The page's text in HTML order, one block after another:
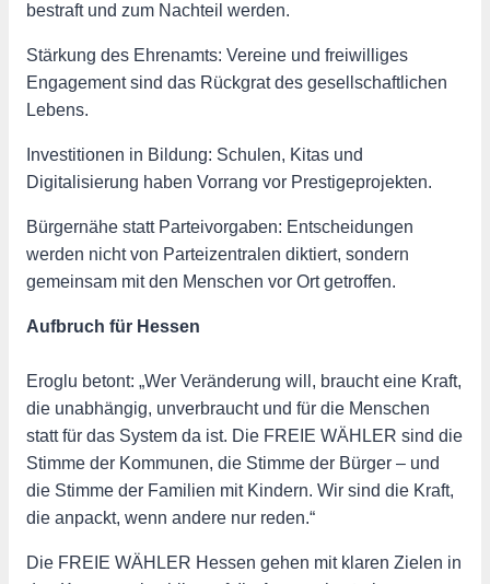
bestraft und zum Nachteil werden.
Stärkung des Ehrenamts: Vereine und freiwilliges
Engagement sind das Rückgrat des gesellschaftlichen
Lebens.
Investitionen in Bildung: Schulen, Kitas und
Digitalisierung haben Vorrang vor Prestigeprojekten.
Bürgernähe statt Parteivorgaben: Entscheidungen
werden nicht von Parteizentralen diktiert, sondern
gemeinsam mit den Menschen vor Ort getroffen.
Aufbruch für Hessen
Eroglu betont: „Wer Veränderung will, braucht eine Kraft,
die unabhängig, unverbraucht und für die Menschen
statt für das System da ist. Die FREIE WÄHLER sind die
Stimme der Kommunen, die Stimme der Bürger – und
die Stimme der Familien mit Kindern. Wir sind die Kraft,
die anpackt, wenn andere nur reden.“
Die FREIE WÄHLER Hessen gehen mit klaren Zielen in